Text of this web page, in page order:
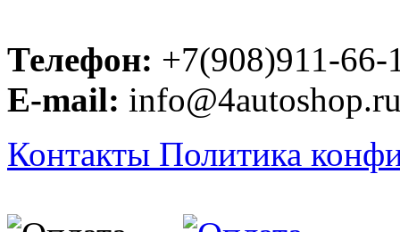
Телефон: +7(908)911-66-
E-mail:
Контакты Политика